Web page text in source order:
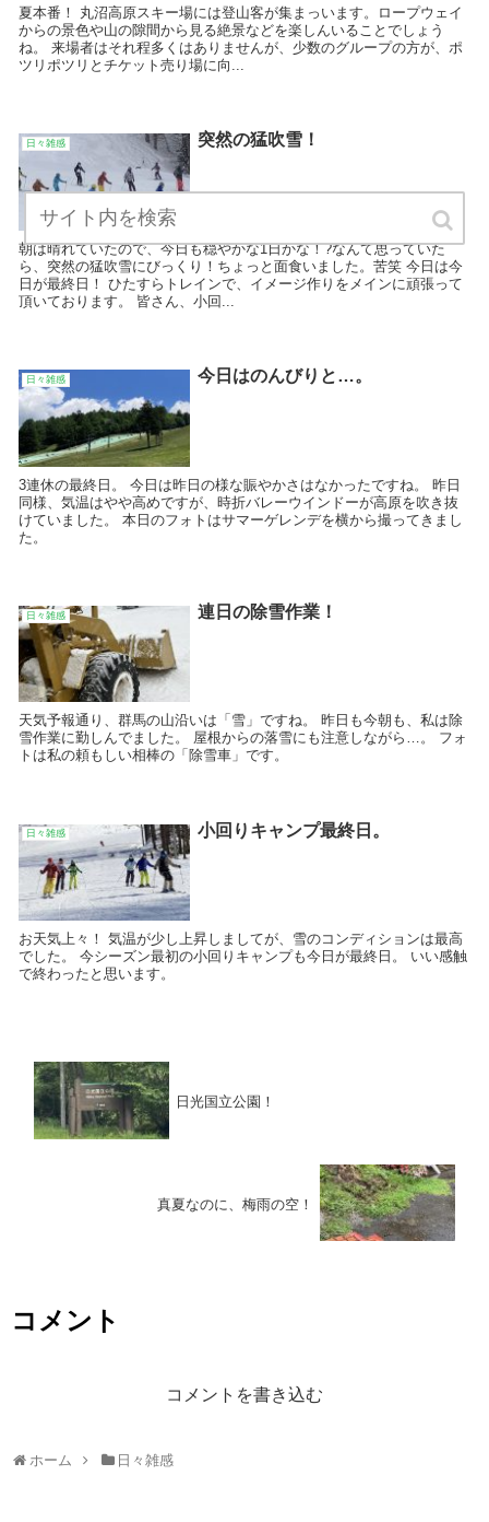
夏本番！ 丸沼高原スキー場には登山客が集まっいます。ロープウェイ
からの景色や山の隙間から見る絶景などを楽しんいることでしょう
ね。 来場者はそれ程多くはありませんが、少数のグループの方が、ポ
ツリポツリとチケット売り場に向...
日々雑感 突然の猛吹雪！
朝は晴れていたので、今日も穏やかな1日かな！?なんて思っていた
ら、突然の猛吹雪にびっくり！ちょっと面食いました。苦笑 今日は今
日が最終日！ ひたすらトレインで、イメージ作りをメインに頑張って
頂いております。 皆さん、小回...
日々雑感 今日はのんびりと…。
3連休の最終日。 今日は昨日の様な賑やかさはなかったですね。 昨日
同様、気温はやや高めですが、時折バレーウインドーが高原を吹き抜
けていました。 本日のフォトはサマーゲレンデを横から撮ってきまし
た。
日々雑感 連日の除雪作業！
天気予報通り、群馬の山沿いは「雪」ですね。 昨日も今朝も、私は除
雪作業に勤しんでました。 屋根からの落雪にも注意しながら…。 フォ
トは私の頼もしい相棒の「除雪車」です。
日々雑感 小回りキャンプ最終日。
お天気上々！ 気温が少し上昇しましてが、雪のコンディションは最高
でした。 今シーズン最初の小回りキャンプも今日が最終日。 いい感触
で終わったと思います。
日光国立公園！
真夏なのに、梅雨の空！
コメント
コメントを書き込む
ホーム 日々雑感